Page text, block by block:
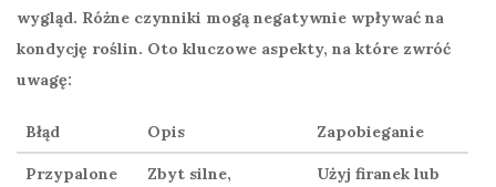
wygląd. Różne czynniki mogą negatywnie wpływać na
kondycję roślin. Oto kluczowe aspekty, na które zwróć
uwagę:
Błąd Opis Zapobieganie
Przypalone
Zbyt silne,
Użyj firanek lub